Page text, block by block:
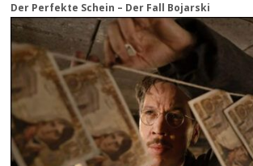
Der Perfekte Schein – Der Fall Bojarski